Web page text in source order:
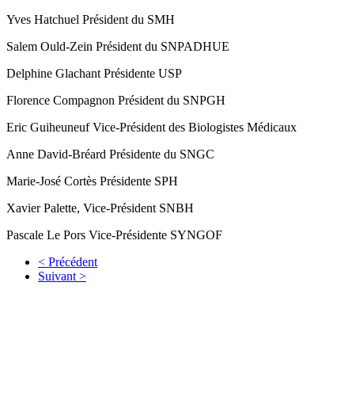
Yves Hatchuel Président du SMH
Salem Ould-Zein Président du SNPADHUE
Delphine Glachant Présidente USP
Florence Compagnon Président du SNPGH
Eric Guiheuneuf Vice-Président des Biologistes Médicaux
Anne David-Bréard Présidente du SNGC
Marie-José Cortès Présidente SPH
Xavier Palette, Vice-Président SNBH
Pascale Le Pors Vice-Présidente SYNGOF
< Précédent
Suivant >